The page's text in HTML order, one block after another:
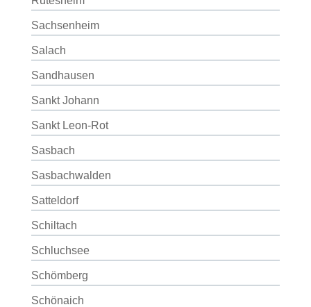
Sachsenheim
Salach
Sandhausen
Sankt Johann
Sankt Leon-Rot
Sasbach
Sasbachwalden
Satteldorf
Schiltach
Schluchsee
Schömberg
Schönaich